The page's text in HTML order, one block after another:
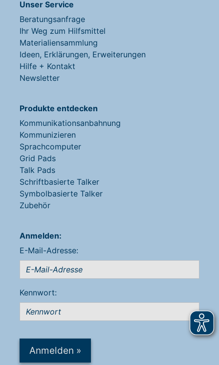
Unser Service
Beratungsanfrage
Ihr Weg zum Hilfsmittel
Materialiensammlung
Ideen, Erklärungen, Erweiterungen
Hilfe + Kontakt
Newsletter
Produkte entdecken
Kommunikationsanbahnung
Kommunizieren
Sprachcomputer
Grid Pads
Talk Pads
Schriftbasierte Talker
Symbolbasierte Talker
Zubehör
Anmelden:
E-Mail-Adresse:
Kennwort:
Anmelden »